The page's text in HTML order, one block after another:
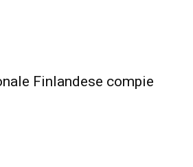
Finlandese compie